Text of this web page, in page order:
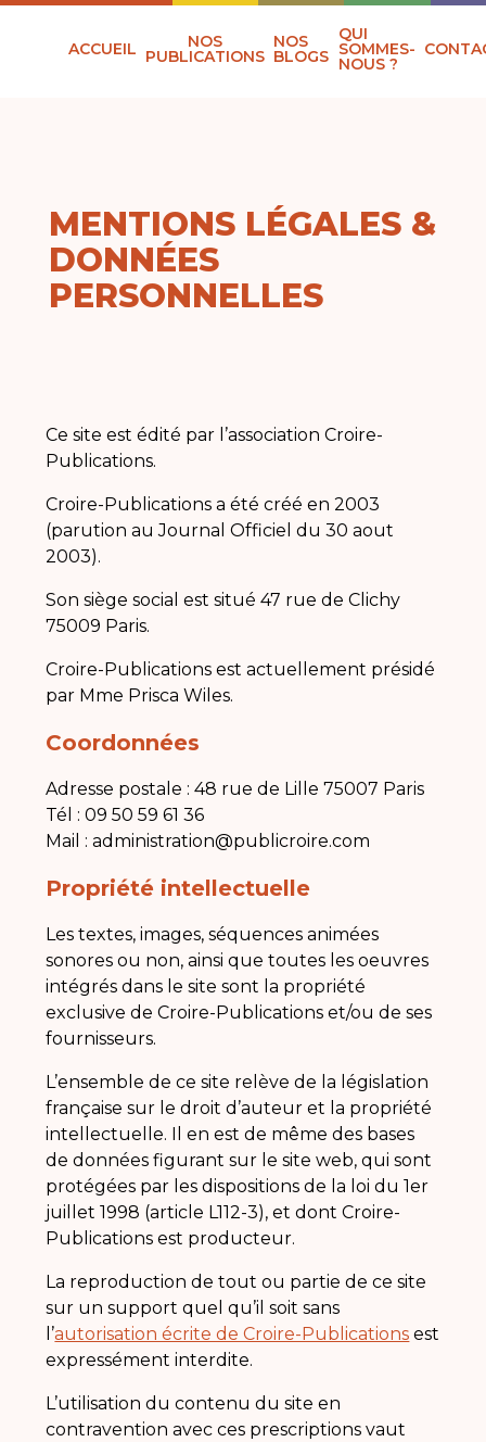
ACCUEIL NOS
PUBLICATIONS
NOS
BLOGS
QUI
SOMMES-
NOUS ?
MENTIONS LÉGALES &
DONNÉES
PERSONNELLES
Ce site est édité par l’association Croire-
Publications.
Croire-Publications a été créé en 2003
(parution au Journal Officiel du 30 aout
2003).
Son siège social est situé 47 rue de Clichy
75009 Paris.
Croire-Publications est actuellement présidé
par Mme Prisca Wiles.
Coordonnées
Adresse postale : 48 rue de Lille 75007 Paris
Tél : 09 50 59 61 36
Mail : administration@publicroire.com
Propriété intellectuelle
Les textes, images, séquences animées
sonores ou non, ainsi que toutes les oeuvres
intégrés dans le site sont la propriété
exclusive de Croire-Publications et/ou de ses
fournisseurs.
L’ensemble de ce site relève de la législation
française sur le droit d’auteur et la propriété
intellectuelle. Il en est de même des bases
de données figurant sur le site web, qui sont
protégées par les dispositions de la loi du 1er
juillet 1998 (article L112-3), et dont Croire-
Publications est producteur.
La reproduction de tout ou partie de ce site
sur un support quel qu’il soit sans
l’autorisation écrite de Croire-Publications est
expressément interdite.
L’utilisation du contenu du site en
contravention avec ces prescriptions vaut